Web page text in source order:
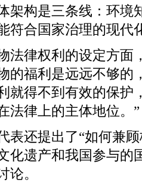
架构是三条线：环境
符合国家治理的现代
律权利的设定方面
的福利是远远不够的
就得不到有效的保护
法律上的主体地位。”
还提出了“如何兼顾
化遗产和我国参与的
论。